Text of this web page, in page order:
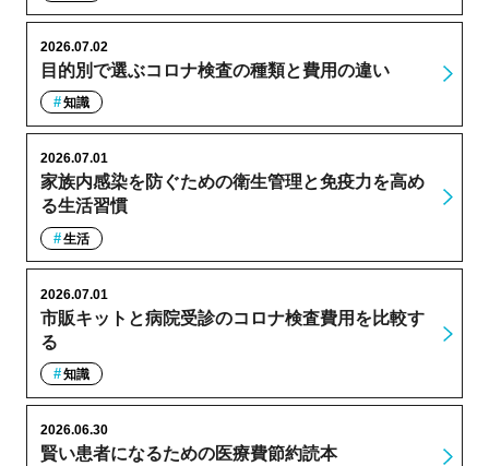
目的別で選ぶコロナ検査の種類と費用の違い
2026.07.02
知識
家族内感染を防ぐための衛生管理と免疫力を高め
る生活習慣
2026.07.01
生活
市販キットと病院受診のコロナ検査費用を比較す
る
2026.07.01
知識
賢い患者になるための医療費節約読本
2026.06.30